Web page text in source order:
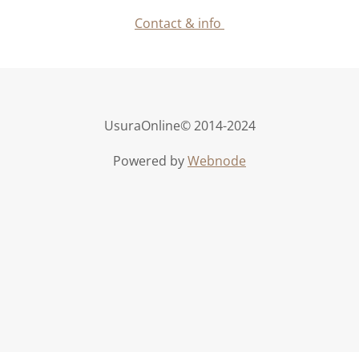
Contact & info
UsuraOnline© 2014-2024
Powered byWebnode